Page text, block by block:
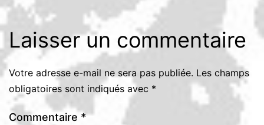
Laisser un commentaire
Votre adresse e-mail ne sera pas publiée. Les champs
obligatoires sont indiqués avec *
Commentaire *